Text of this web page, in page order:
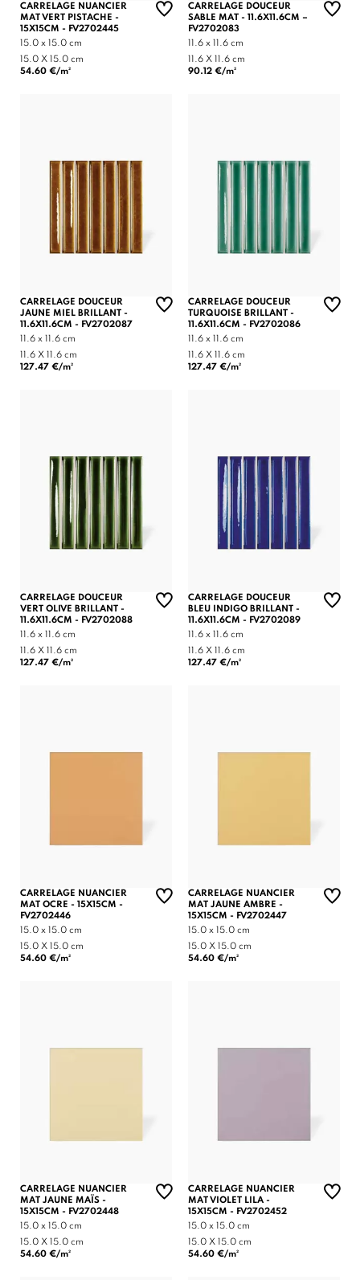
CARRELAGE NUANCIER
MAT VERT PISTACHE -
15X15CM - FV2702445
15.0 x 15.0 cm
15.0 X 15.0 cm
54.60 €/m²
CARRELAGE DOUCEUR
SABLE MAT - 11.6X11.6CM –
FV2702083
11.6 x 11.6 cm
11.6 X 11.6 cm
90.12 €/m²
CARRELAGE DOUCEUR
JAUNE MIEL BRILLANT -
11.6X11.6CM - FV2702087
11.6 x 11.6 cm
11.6 X 11.6 cm
127.47 €/m²
CARRELAGE DOUCEUR
TURQUOISE BRILLANT -
11.6X11.6CM - FV2702086
11.6 x 11.6 cm
11.6 X 11.6 cm
127.47 €/m²
CARRELAGE DOUCEUR
VERT OLIVE BRILLANT -
11.6X11.6CM - FV2702088
11.6 x 11.6 cm
11.6 X 11.6 cm
127.47 €/m²
CARRELAGE DOUCEUR
BLEU INDIGO BRILLANT -
11.6X11.6CM - FV2702089
11.6 x 11.6 cm
11.6 X 11.6 cm
127.47 €/m²
CARRELAGE NUANCIER
MAT OCRE - 15X15CM -
FV2702446
15.0 x 15.0 cm
15.0 X 15.0 cm
54.60 €/m²
CARRELAGE NUANCIER
MAT JAUNE AMBRE -
15X15CM - FV2702447
15.0 x 15.0 cm
15.0 X 15.0 cm
54.60 €/m²
CARRELAGE NUANCIER
MAT JAUNE MAÏS -
15X15CM - FV2702448
15.0 x 15.0 cm
15.0 X 15.0 cm
54.60 €/m²
CARRELAGE NUANCIER
MAT VIOLET LILA -
15X15CM - FV2702452
15.0 x 15.0 cm
15.0 X 15.0 cm
54.60 €/m²